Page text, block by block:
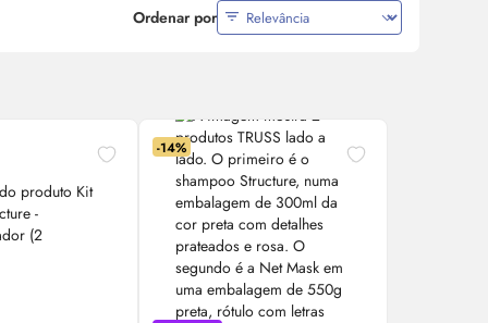
Ordenar por
-14%